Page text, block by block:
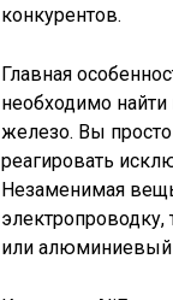
конкурентов.
Главная
необходимо
железо. Вы просто
реагировать
Незаменимая
или алюминиевый